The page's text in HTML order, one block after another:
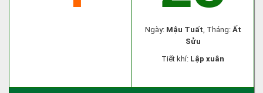
Ngày: Mậu Tuất, Tháng: Ất
Sửu
Tiết khí: Lập xuân